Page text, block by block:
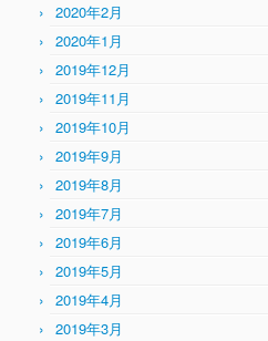
2020年2月
2020年1月
2019年12月
2019年11月
2019年10月
2019年9月
2019年8月
2019年7月
2019年6月
2019年5月
2019年4月
2019年3月